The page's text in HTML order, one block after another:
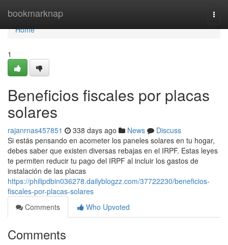
bookmarknap
Home
Home
1
Beneficios fiscales por placas
solares
rajanrnas457851 338 days ago News
Discuss
Si estás pensando en acometer los paneles solares en tu hogar,
debes saber que existen diversas rebajas en el IRPF. Estas leyes
te permiten reducir tu pago del IRPF al incluir los gastos de
instalación de las placas
https://philipdbin036278.dailyblogzz.com/37722230/beneficios-
fiscales-por-placas-solares
Comments
Who Upvoted
Comments